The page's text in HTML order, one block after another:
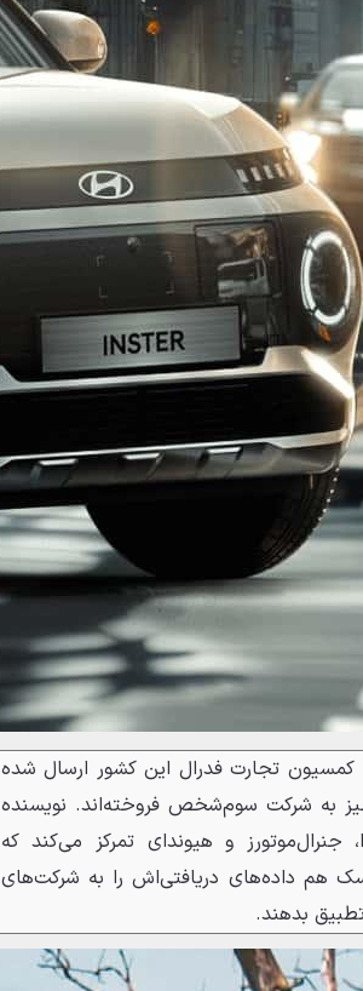
کمسیون تجارت فدرال این کشور ارسال شده
به شرکت سوم‌شخص فروخته‌اند. نویسنده
جنرال‌موتورز و هیوندای تمرکز می‌کند که
هم داده‌های دریافتی‌اش را به شرکت‌های
بدهند.